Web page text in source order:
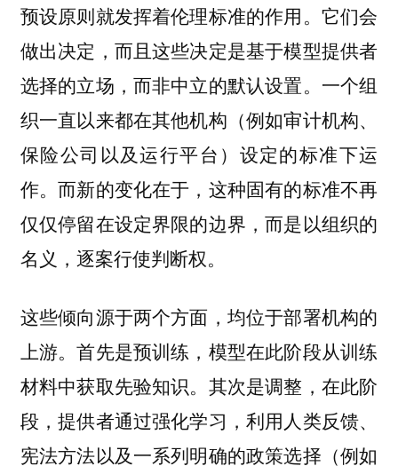
预设原则就发挥着伦理标准的作用。它们会
做出决定，而且这些决定是基于模型提供者
选择的立场，而非中立的默认设置。一个组
织一直以来都在其他机构（例如审计机构、
保险公司以及运行平台）设定的标准下运
作。而新的变化在于，这种固有的标准不再
仅仅停留在设定界限的边界，而是以组织的
名义，逐案行使判断权。
这些倾向源于两个方面，均位于部署机构的
上游。首先是预训练，模型在此阶段从训练
材料中获取先验知识。其次是调整，在此阶
段，提供者通过强化学习，利用人类反馈、
宪法方法以及一系列明确的政策选择（例如